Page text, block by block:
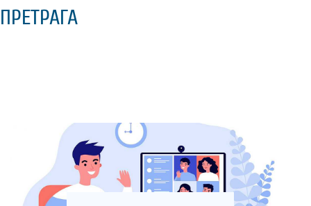
ПРЕТРАГА